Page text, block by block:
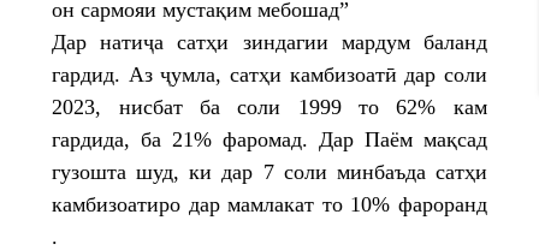
он сармояи мустақим мебошад”
Дар натиҷа сатҳи зиндагии мардум баланд
гардид. Аз ҷумла, сатҳи камбизоатӣ дар соли
2023, нисбат ба соли 1999 то 62% кам
гардида, ба 21% фаромад. Дар Паём мақсад
гузошта шуд, ки дар 7 соли минбаъда сатҳи
камбизоатиро дар мамлакат то 10% фароранд
.